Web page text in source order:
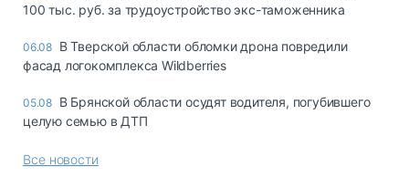
100 тыс. руб. за трудоустройство экс-таможенника
06.08 В Тверской области обломки дрона повредили
фасад логокомплекса Wildberries
05.08 В Брянской области осудят водителя, погубившего
целую семью в ДТП
Все новости